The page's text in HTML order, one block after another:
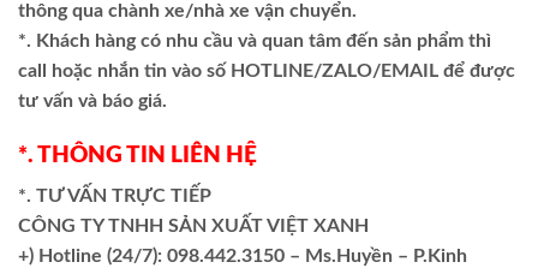
thông qua chành xe/nhà xe vận chuyển.
*. Khách hàng có nhu cầu và quan tâm đến sản phẩm thì
call hoặc nhắn tin vào số HOTLINE/ZALO/EMAIL để được
tư vấn và báo giá.
*. THÔNG TIN LIÊN HỆ
*. TƯ VẤN TRỰC TIẾP
CÔNG TY TNHH SẢN XUẤT VIỆT XANH
+) Hotline (24/7): 098.442.3150 – Ms.Huyền – P.Kinh